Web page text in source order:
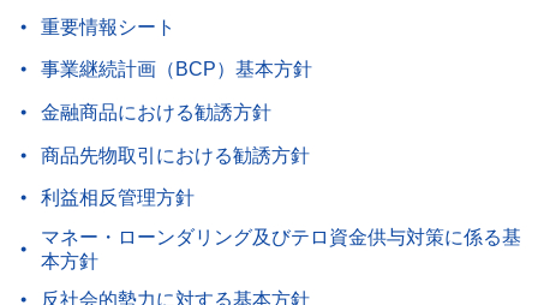
重要情報シート
事業継続計画（BCP）基本方針
金融商品における勧誘方針
商品先物取引における勧誘方針
利益相反管理方針
マネー・ローンダリング及びテロ資金供与対策に係る基
本方針
反社会的勢力に対する基本方針